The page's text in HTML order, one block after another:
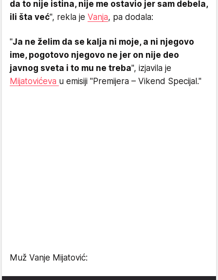
da to nije istina, nije me ostavio jer sam debela,
ili šta već", rekla je Vanja, pa dodala:
"Ja ne želim da se kalja ni moje, a ni njegovo
ime, pogotovo njegovo ne jer on nije deo
javnog sveta i to mu ne treba", izjavila je
Mijatovićeva u emisiji "Premijera – Vikend Specijal."
Muž Vanje Mijatović: